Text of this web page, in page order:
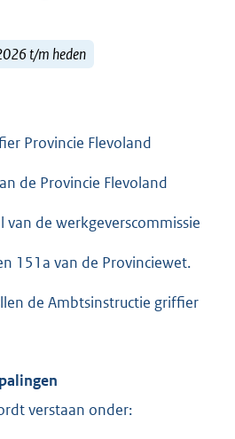
t/m heden
Provincie Flevoland
de Provincie Flevoland
van de werkgeverscommissie
151a van de Provinciewet.
de Ambtsinstructie griffier
verstaan onder: